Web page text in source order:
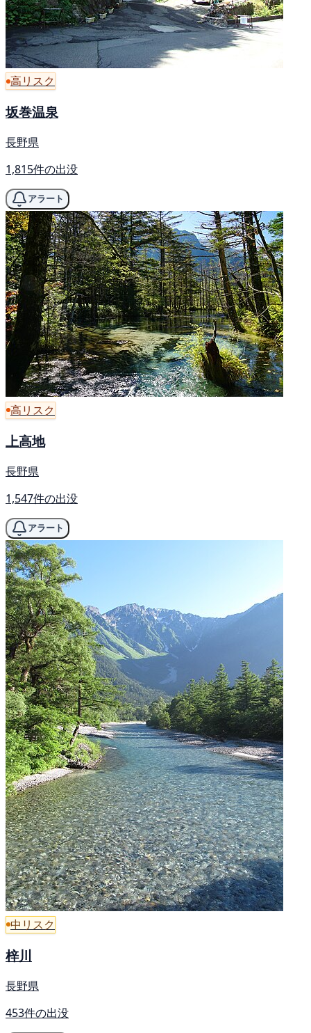
高リスク
坂巻温泉
長野県
1,815件の出没
アラート
高リスク
上高地
長野県
1,547件の出没
アラート
中リスク
梓川
長野県
453件の出没